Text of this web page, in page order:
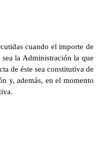
cuando el importe de
la Administración la que
de éste sea constitutiva de
y, además, en el momento